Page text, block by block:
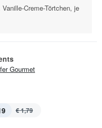
Creme-Törtchen, je
Gourmet
€ 1,79